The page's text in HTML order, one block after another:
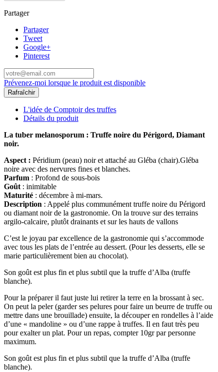
Partager
Partager
Tweet
Google+
Pinterest
Prévenez-moi lorsque le produit est disponible
L'idée de Comptoir des truffes
Détails du produit
La tuber melanosporum : Truffe noire du Périgord, Diamant
noir.
Aspect : Péridium (peau) noir et attaché au Gléba (chair).Gléba
noire avec des nervures fines et blanches.
Parfum : Profond de sous-bois
Goût: inimitable
Maturité : décembre à mi-mars.
Description : Appelé plus communément truffe noire du Périgord
ou diamant noir de la gastronomie. On la trouve sur des terrains
argilo-calcaire, plutôt drainants et sur les hauts de vallons
C’est le joyau par excellence de la gastronomie qui s’accommode
avec tous les plats de l’entrée au dessert. (Pour les desserts, elle se
marie particulièrement bien au chocolat).
Son goût est plus fin et plus subtil que la truffe d’Alba (truffe
blanche).
Pour la préparer il faut juste lui retirer la terre en la brossant à sec.
On peut la peler (garder ses pelures pour faire un beurre de truffe ou
mettre dans une brouillade) ensuite, la découper en rondelles à l’aide
d’une « mandoline » ou d’une rappe à truffes. Il en faut très peu
pour exalter un plat. Pour un repas, compter 10gr par personne
maximum.
Son goût est plus fin et plus subtil que la truffe d’Alba (truffe
blanche).